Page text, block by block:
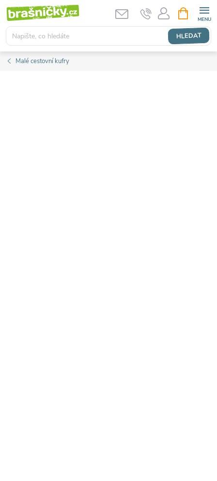
Přejít
obsah
HLEDAT
NÁKUPNÍ
KOŠÍK
Malé cestovní kufry